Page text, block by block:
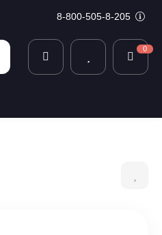
8-800-505-8-205
0